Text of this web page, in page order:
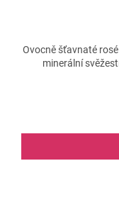
Ovocně šťavnaté
minerální